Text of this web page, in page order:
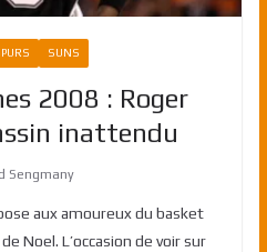
SUNS
2008 : Roger
inattendu
Sengmany
aux amoureux du basket
Noel. L’occasion de voir sur